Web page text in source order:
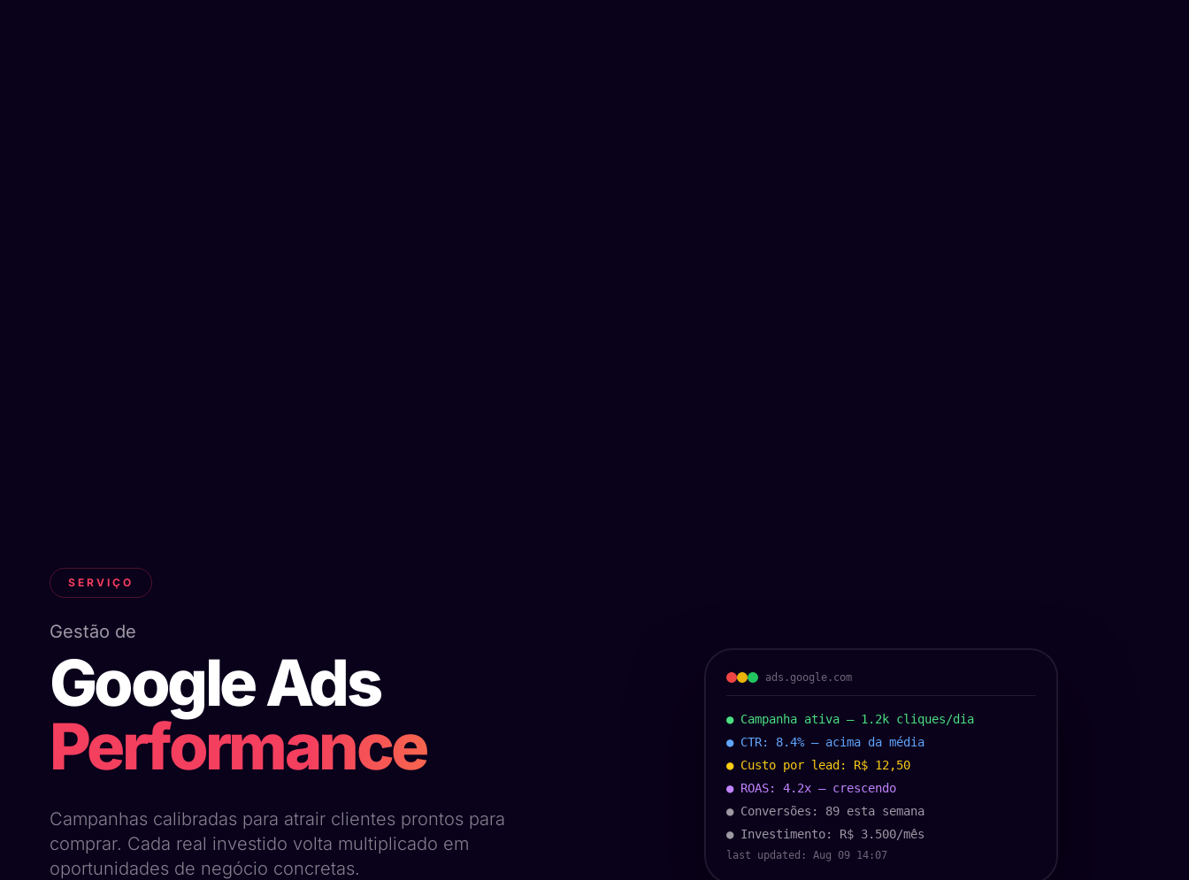
SERVIÇO
Gestão de
Google Ads
Performance
Campanhas calibradas para atrair clientes prontos para
comprar. Cada real investido volta multiplicado em
oportunidades de negócio concretas.
ads.google.com
● Campanha ativa — 1.2k cliques/dia
● CTR: 8.4% — acima da média
● Custo por lead: R$ 12,50
● ROAS: 4.2x — crescendo
● Conversões: 89 esta semana
● Investimento: R$ 3.500/mês
last updated: Aug 09 14:07